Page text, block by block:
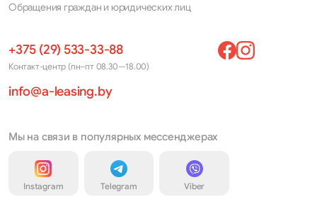
Обращения граждан и юридических лиц
+375 (29) 533-33-88
Контакт-центр (пн–пт 08.30—18.00)
info@a-leasing.by
Мы на связи в популярных мессенджерах
Instagram Telegram Viber